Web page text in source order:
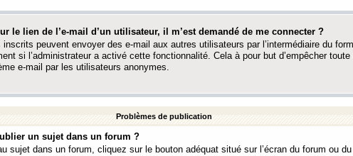
le lien de l’e-mail d’un utilisateur, il m’est demandé de me connecter ?
peuvent envoyer des e-mail aux autres utilisateurs par l’intermédiaire du
si l’administrateur a activé cette fonctionnalité. Cela à pour but d’empêcher
e-mail par les utilisateurs anonymes.
Problèmes de publication
un sujet dans un forum ?
sujet dans un forum, cliquez sur le bouton adéquat situé sur l’écran du forum ou